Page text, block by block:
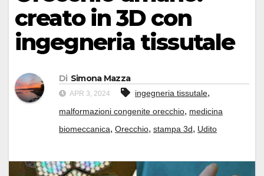
creato in 3D con
ingegneria tissutale
Di Simona Mazza
APR 3, 2024 ingegneria tissutale,
malformazioni congenite orecchio, medicina
biomeccanica, Orecchio, stampa 3d, Udito